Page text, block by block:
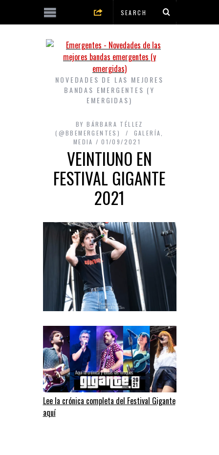
NOVEDADES DE LAS MEJORES
BANDAS EMERGENTES (Y
EMERGIDAS)
BY BÁRBARA TÉLLEZ
(@BBEMERGENTES)
GALERÍA
MEDIA
01/09/2021
VEINTIUNO EN
FESTIVAL GIGANTE
2021
Lee la crónica completa del Festival Gigante
aquí